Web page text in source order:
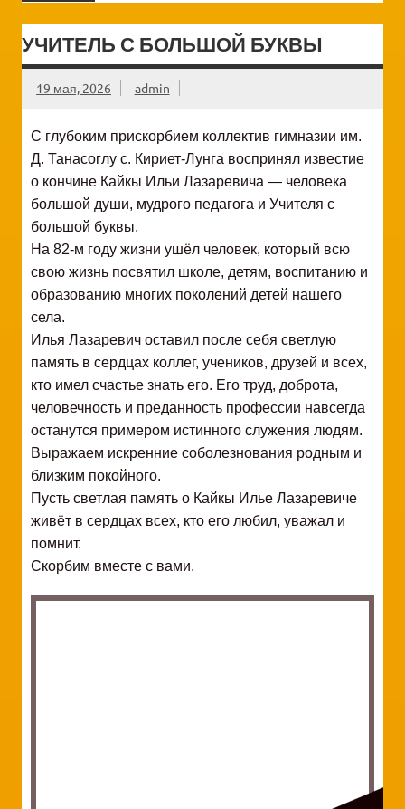
УЧИТЕЛЬ С БОЛЬШОЙ БУКВЫ
19 мая, 2026 admin
С глубоким прискорбием коллектив гимназии им.
Д. Танасоглу с. Кириет-Лунга воспринял известие
о кончине Кайкы Ильи Лазаревича — человека
большой души, мудрого педагога и Учителя с
большой буквы.
На 82-м году жизни ушёл человек, который всю
свою жизнь посвятил школе, детям, воспитанию и
образованию многих поколений детей нашего
села.
Илья Лазаревич оставил после себя светлую
память в сердцах коллег, учеников, друзей и всех,
кто имел счастье знать его. Его труд, доброта,
человечность и преданность профессии навсегда
останутся примером истинного служения людям.
Выражаем искренние соболезнования родным и
близким покойного.
Пусть светлая память о Кайкы Илье Лазаревиче
живёт в сердцах всех, кто его любил, уважал и
помнит.
Скорбим вместе с вами.